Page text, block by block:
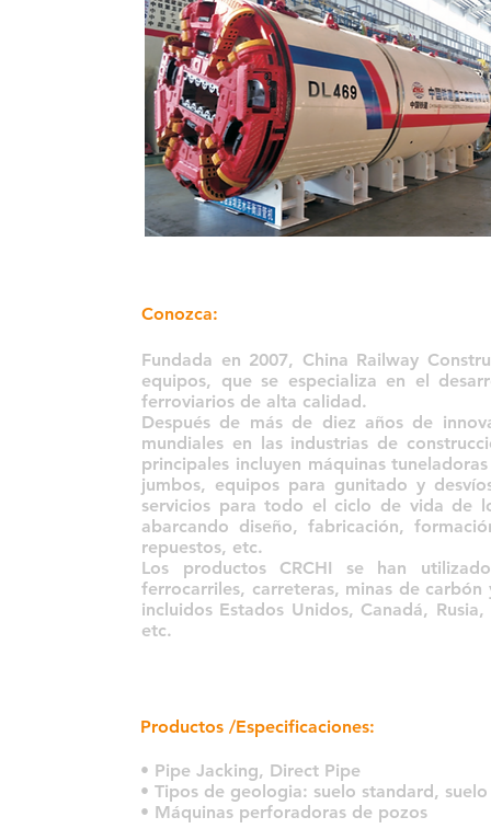
Conozca:
Fundada en 2007, China Railway
equipos, que se especializa en el
ferroviarios de alta calidad.
Después de más de diez años de
mundiales en las industrias de
principales incluyen máquinas
jumbos, equipos para gunitado y
servicios para todo el ciclo de vida de
abarcando diseño, fabricación,
repuestos, etc.
Los productos CRCHI se han
ferrocarriles, carreteras, minas de
incluidos Estados Unidos, Canadá,
etc.
Productos /Especificaciones:
• Pipe Jacking, Direct Pipe
• Tipos de geologia: suelo standard,
• Máquinas perforadoras de pozos